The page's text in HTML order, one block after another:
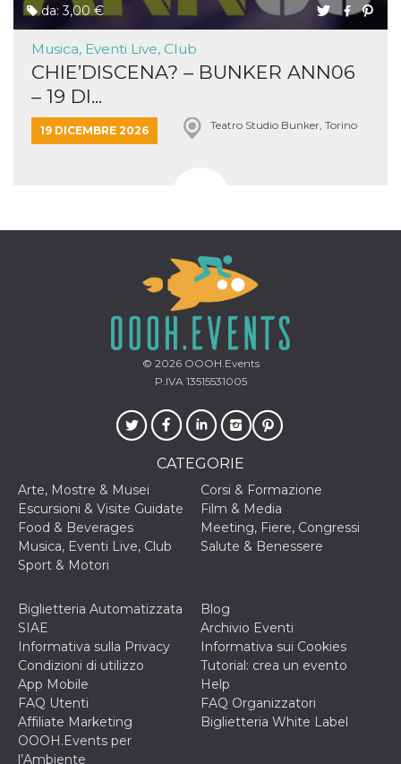
da: 3,00 €
Musica, Eventi Live, Club
CHIE’DISCENA? – BUNKER ANN06
– 19 DI...
19 DICEMBRE 2026 Teatro Studio Bunker, Torino
© 2026OOOH.Events
P.IVA 13515531005
CATEGORIE
Arte, Mostre & Musei
Corsi & Formazione
Escursioni & Visite Guidate
Film & Media
Food & Beverages
Meeting, Fiere, Congressi
Musica, Eventi Live, Club
Salute & Benessere
Sport & Motori
Biglietteria Automatizzata
SIAE
Blog
Archivio Eventi
Informativa sulla Privacy
Informativa sui Cookies
Condizioni di utilizzo
Tutorial: crea un evento
App Mobile
Help
FAQ Utenti
FAQ Organizzatori
Affiliate Marketing
Biglietteria White Label
OOOH.Events per
l’Ambiente